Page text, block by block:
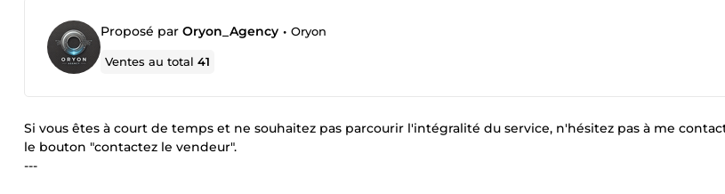
Proposé par Oryon_Agency • Oryon
Ventes au total41
Si vous êtes à court de temps et ne souhaitez pas parcourir l'intégralité du service, n'hésitez pas à me
le bouton "contactez le vendeur".
---